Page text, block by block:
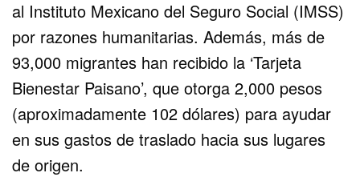
al Instituto Mexicano del Seguro Social (IMSS)
por razones humanitarias. Además, más de
93,000 migrantes han recibido la ‘Tarjeta
Bienestar Paisano’, que otorga 2,000 pesos
(aproximadamente 102 dólares) para ayudar
en sus gastos de traslado hacia sus lugares
de origen.